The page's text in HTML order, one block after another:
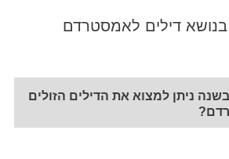
דילים לאמסטרדם
ניתן למצוא את הדילים הזולים